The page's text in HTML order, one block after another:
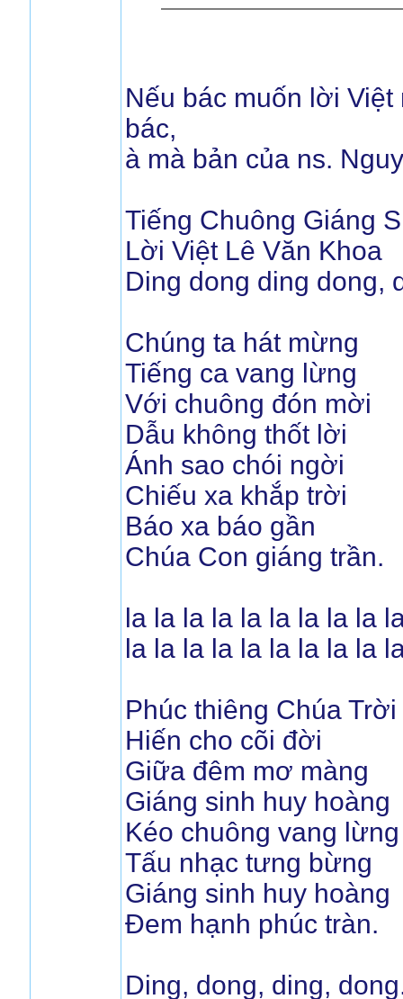
Nếu bác muốn lời
bác,
à mà bản của ns.
Tiếng Chuông Giáng
Lời Việt Lê Văn Khoa
Ding dong ding dong,
Chúng ta hát mừng
Tiếng ca vang lừng
Với chuông đón mời
Dẫu không thốt lời
Ánh sao chói ngời
Chiếu xa khắp trời
Báo xa báo gần
Chúa Con giáng trần.
la la la la la la la la la
la la la la la la la la la
Phúc thiêng Chúa Trời
Hiến cho cõi đời
Giữa đêm mơ màng
Giáng sinh huy hoàng
Kéo chuông vang lừng
Tấu nhạc tưng bừng
Giáng sinh huy hoàng
Đem hạnh phúc tràn.
Ding, dong, ding,